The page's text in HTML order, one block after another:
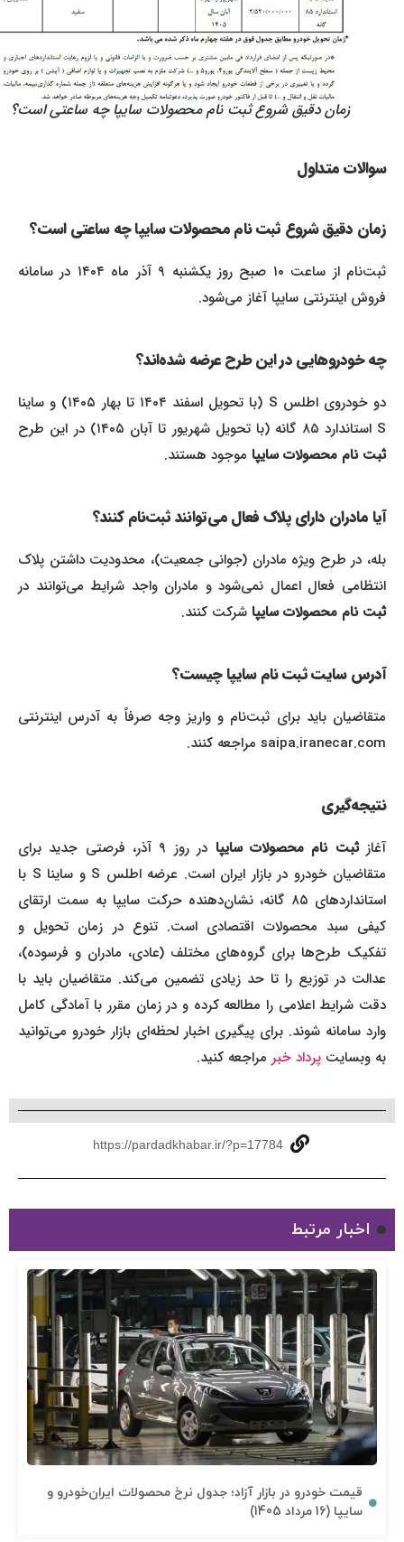
زمان دقیق شروع ثبت نام محصولات سایپا چه ساعتی است؟
سوالات متداول
زمان دقیق شروع ثبت نام محصولات سایپا چه ساعتی است؟
ثبت‌نام از ساعت ۱۰ صبح روز یکشنبه ۹ آذر ماه ۱۴۰۴ در سامانه
فروش اینترنتی سایپا آغاز می‌شود.
چه خودروهایی در این طرح عرضه شده‌اند؟
دو خودروی اطلس S (با تحویل اسفند ۱۴۰۴ تا بهار ۱۴۰۵) و ساینا
ثبت نام محصولات سایپاموجود هستند.
آیا مادران دارای پلاک فعال می‌توانند ثبت‌نام کنند؟
بله، در طرح ویژه مادران (جوانی جمعیت)، محدودیت داشتن پلاک
انتظامی فعال اعمال نمی‌شود و مادران واجد شرایط می‌توانند در
ثبت نام محصولات سایپاشرکت کنند.
آدرس سایت ثبت نام سایپا چیست؟
متقاضیان باید برای ثبت‌نام و واریز وجه صرفاً به آدرس اینترنتی
saipa.iranecar.com مراجعه کنند.
نتیجه‌گیری
آغازثبت نام محصولات سایپا
در روز ۹ آذر، فرصتی جدید برای
متقاضیان خودرو در بازار ایران است. عرضه اطلس S و ساینا S با
استانداردهای ۸۵ گانه، نشان‌دهنده حرکت سایپا به سمت ارتقای
کیفی سبد محصولات اقتصادی است. تنوع در زمان تحویل و
تفکیک طرح‌ها برای گروه‌های مختلف (عادی، مادران و فرسوده)،
عدالت در توزیع را تا حد زیادی تضمین می‌کند. متقاضیان باید با
دقت شرایط اعلامی را مطالعه کرده و در زمان مقرر با آمادگی کامل
وارد سامانه شوند. برای پیگیری اخبار لحظه‌ای بازار خودرو می‌توانید
به وبسایتپرداد خبرمراجعه کنید.
https://pardadkhabar.ir/?p=17784
اخبار مرتبط
قیمت خودرو در بازار آزاد؛ جدول نرخ محصولات ایران‌خودرو و
سایپا (16 مرداد 1405)